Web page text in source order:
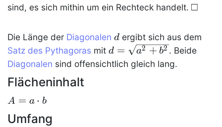
sind, es sich mithin um ein Rechteck handelt. \qed
□
Die Länge der Diagonalen d
d ergibt sich aus dem
Satz des Pythagoras mit d=\sqrt{a^2+b^2}
d = a2 + b2 . Beide
Diagonalen sind offensichtlich gleich lang.
Flächeninhalt
A=a\cdot
b
A = a ⋅ b
Umfang